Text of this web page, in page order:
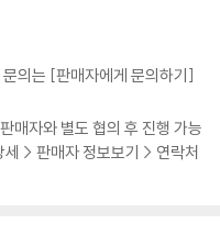
의는 [판매자에게 문의하기]
매자와 별도 협의 후 진행 가능
> 판매자 정보보기 > 연락처